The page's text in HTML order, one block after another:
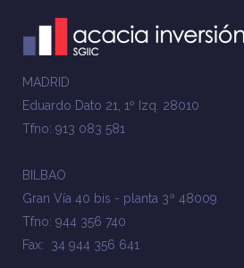
MADRID
Eduardo Dato 21, 1º Izq. 28010
Tfno: 913 083 581
BILBAO
Gran Vía 40 bis - planta 3ª 48009
Tfno: 944 356 740
Fax: 34 944 356 641